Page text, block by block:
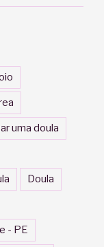
uma doula
Doula
- PE